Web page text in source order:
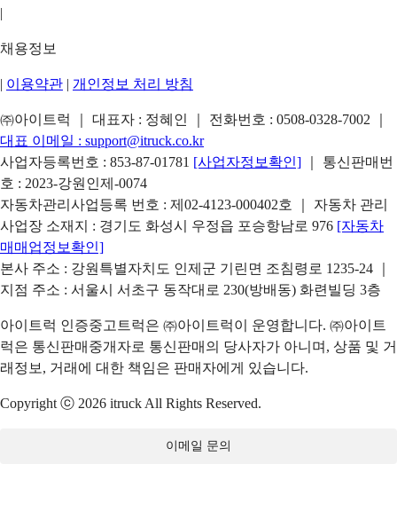
|
채용정보
| 이용약관 | 개인정보 처리 방침
㈜아이트럭 ｜ 대표자 : 정혜인 ｜ 전화번호 : 0508-0328-7002
대표 이메일 : support@itruck.co.kr
사업자등록번호 : 853-87-01781 [사업자정보확인]
｜ 통신판매번
호 : 2023-강원인제-0074
자동차관리사업등록 번호 : 제02-4123-000402호 ｜ 자동차 관리
사업장 소재지 : 경기도 화성시 우정읍 포승항남로 976 [자동차
매매업정보확인]
본사 주소 : 강원특별자치도 인제군 기린면 조침령로 1235-24 ｜
지점 주소 : 서울시 서초구 동작대로 230(방배동) 화련빌딩 3층
아이트럭 인증중고트럭은 ㈜아이트럭이 운영합니다. ㈜아이트
럭은 통신판매중개자로 통신판매의 당사자가 아니며, 상품 및 거
래정보, 거래에 대한 책임은 판매자에게 있습니다.
Copyright ⓒ 2026 itruck All Rights Reserved.
이메일 문의